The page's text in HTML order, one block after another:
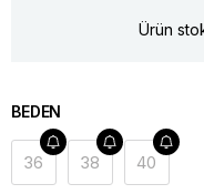
Ürün
BEDEN
36 38 40